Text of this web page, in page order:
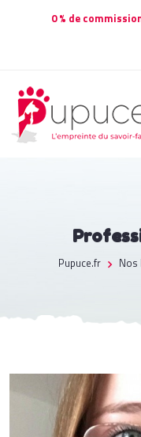
0 % de
Pupuce.fr Nos